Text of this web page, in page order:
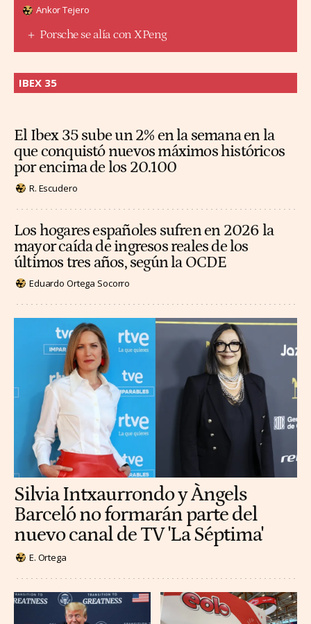
Ankor Tejero
Porsche se alía con XPeng
IBEX 35
El Ibex 35 sube un 2% en la semana en la
que conquistó nuevos máximos históricos
por encima de los 20.100
R. Escudero
Los hogares españoles sufren en 2026 la
mayor caída de ingresos reales de los
últimos tres años, según la OCDE
Eduardo Ortega Socorro
Silvia Intxaurrondo y Àngels
Barceló no formarán parte del
nuevo canal de TV 'La Séptima'
E. Ortega